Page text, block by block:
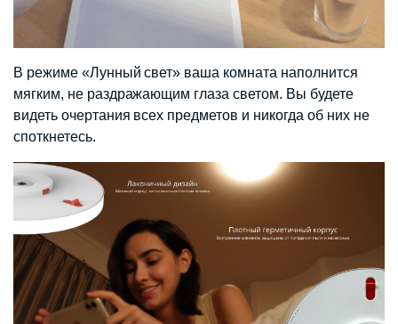
В режиме «Лунный свет» ваша комната наполнится
мягким, не раздражающим глаза светом. Вы будете
видеть очертания всех предметов и никогда об них не
споткнетесь.